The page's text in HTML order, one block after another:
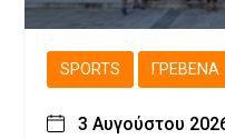
SPORTS ΓΡΕΒΕΝΆ
3 Αυγούστου